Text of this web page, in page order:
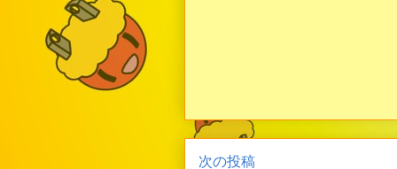
次の投稿